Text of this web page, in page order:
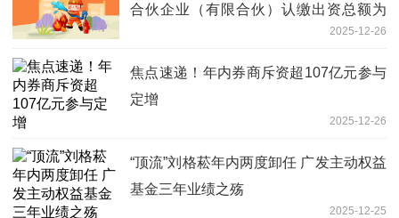
合伙企业（有限合伙）认缴出资总额为
5,500万元，其中公司持有的基金份额为
63.64%
2025-12-26
焦点速递！年内券商斥资超107亿元参与
定增
2025-12-26
“顶流”刘格菘年内两度卸任 广发主动权益
基金三年业绩之殇
2025-12-25